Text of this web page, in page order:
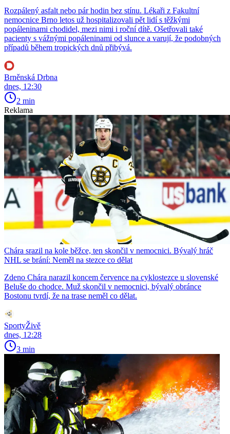
Rozpálený asfalt nebo pár hodin bez stínu. Lékaři z Fakultní
nemocnice Brno letos už hospitalizovali pět lidí s těžkými
popáleninami chodidel, mezi nimi i roční dítě. Ošetřovali také
pacienty s vážnými popáleninami od slunce a varují, že podobných
případů během tropických dnů přibývá.
Brněnská Drbna
dnes, 12:30
2 min
Reklama
Chára srazil na kole běžce, ten skončil v nemocnici. Bývalý hráč
NHL se brání: Neměl na stezce co dělat
Zdeno Chára narazil koncem července na cyklostezce u slovenské
Beluše do chodce. Muž skončil v nemocnici, bývalý obránce
Bostonu tvrdí, že na trase neměl co dělat.
SportyŽivě
dnes, 12:28
3 min